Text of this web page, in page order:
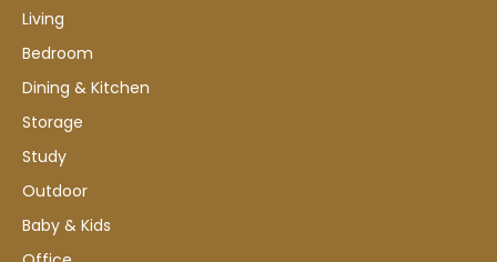
Living
Bedroom
Dining & Kitchen
Storage
Study
Outdoor
Baby & Kids